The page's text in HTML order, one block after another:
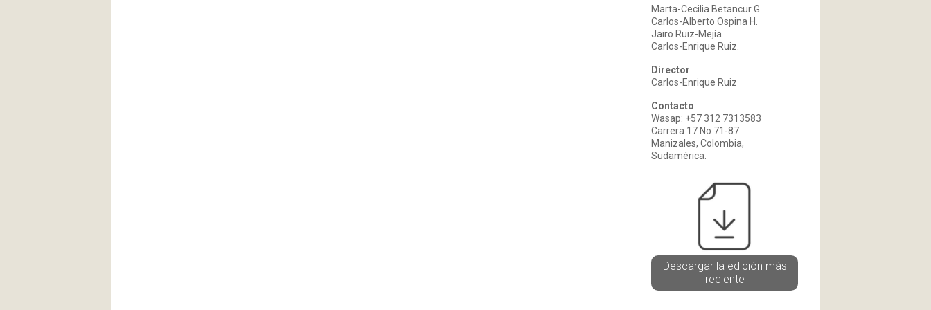
Marta-Cecilia Betancur G.
Carlos-Alberto Ospina H.
Jairo Ruiz-Mejía
Carlos-Enrique Ruiz.
Director
Carlos-Enrique Ruiz
Contacto
Wasap: +57 312 7313583
Carrera 17 No 71-87
Manizales, Colombia,
Sudamérica.
Descargar la edición más
reciente